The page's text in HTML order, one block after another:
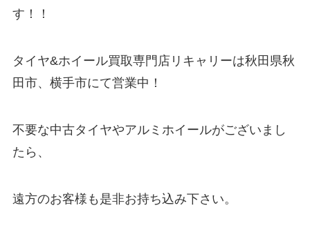
す！！
タイヤ&ホイール買取専門店リキャリーは秋田県秋
田市、横手市にて営業中！
不要な中古タイヤやアルミホイールがございまし
たら、
遠方のお客様も是非お持ち込み下さい。